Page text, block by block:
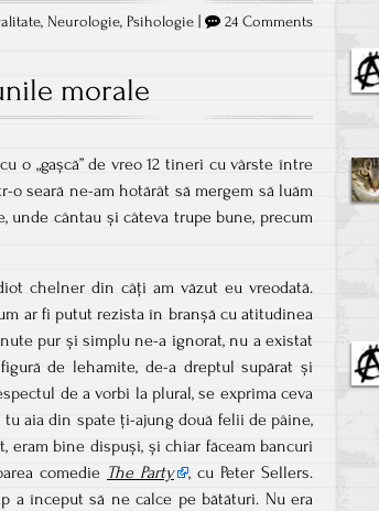
, Neurologie, Psihologie | 24 Commentson
COMT
altruismul
morale
o „gașcă” de vreo 12 tineri cu vârste între
seară ne-am hotărât să mergem să luăm
unde cântau și câteva trupe bune, precum
chelner din câți am văzut eu vreodată.
ar fi putut rezista în branșă cu atitudinea
pur și simplu ne-a ignorat, nu a existat
de lehamite, de-a dreptul supărat și
de a vorbi la plural, se exprima ceva
aia din spate ți-ajung două felii de pâine,
eram bine dispuși, și chiar făceam bancuri
comedie The Party
, cu Peter Sellers.
a început să ne calce pe bătături. Nu era